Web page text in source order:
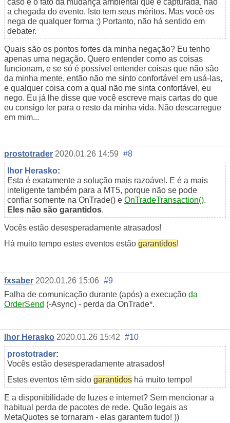
a chegada do evento. Isto tem seus méritos. Mas você os
nega de qualquer forma ;) Portanto, não há sentido em
debater.
Quais são os pontos fortes da minha negação? Eu tenho
apenas uma negação. Quero entender como as coisas
funcionam, e se só é possível entender coisas que não são
da minha mente, então não me sinto confortável em usá-las,
e qualquer coisa com a qual não me sinta confortável, eu
nego. Eu já lhe disse que você escreve mais cartas do que
eu consigo ler para o resto da minha vida. Não descarregue
em mim...
prostotrader 2020.01.26 14:59 #8
Ihor Herasko:
Esta é exatamente a solução mais razoável. E é a mais
inteligente também para a MT5, porque não se pode
confiar somente na OnTrade() e OnTradeTransaction().
Eles não são garantidos.
Vocês estão desesperadamente atrasados!
Há muito tempo estes eventos estão garantidos!
fxsaber 2020.01.26 15:06 #9
Falha de comunicação durante (após) a execução da
OrderSend (-Async) - perda da OnTrade*.
Ihor Herasko 2020.01.26 15:42 #10
prostotrader:
Vocês estão desesperadamente atrasados!
Estes eventos têm sido garantidos há muito tempo!
E a disponibilidade de luzes e internet? Sem mencionar a
habitual perda de pacotes de rede. Quão legais as
MetaQuotes se tornaram - elas garantem tudo! ))